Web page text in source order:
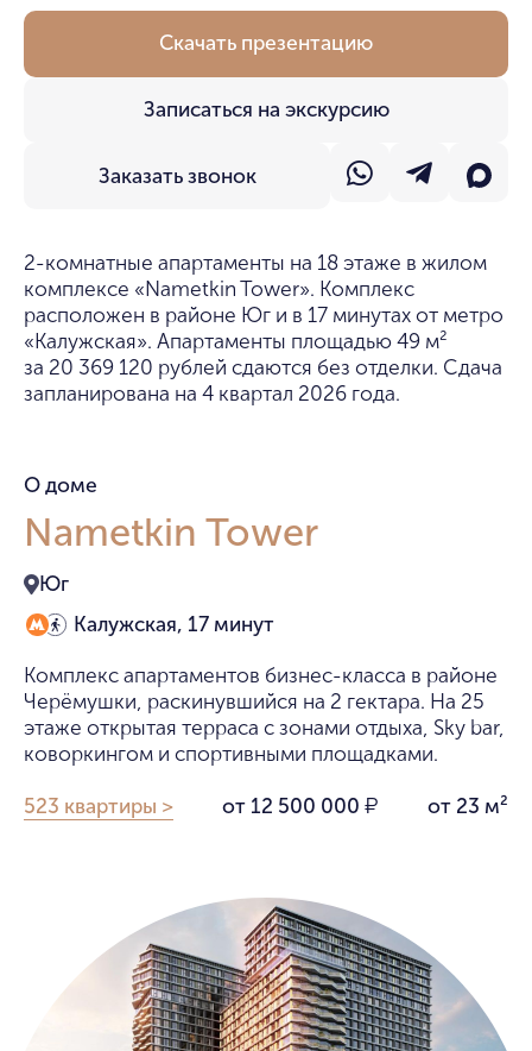
Заказать звонок
Записаться на экскурсию
Скачать презентацию
2-комнатные апартаменты на 18 этаже в жилом
комплексе «Nametkin Tower». Комплекс
расположен в районе Юг и в 17 минутах от метро
«Калужская». Апартаменты площадью 49 м²
за 20 369 120 рублей сдаются без отделки. Сдача
запланирована на 4 квартал 2026 года.
О доме
Nametkin Tower
Юг
Калужская, 17 минут
Комплекс апартаментов бизнес-класса в районе
Черёмушки, раскинувшийся на 2 гектара. На 25
этаже открытая терраса с зонами отдыха, Sky bar,
коворкингом и спортивными площадками.
523 квартиры > от 12 500 000 ₽ от 23 м²